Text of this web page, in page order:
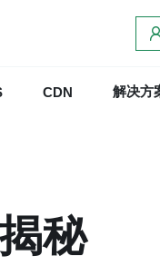
CDN 解决方
秘